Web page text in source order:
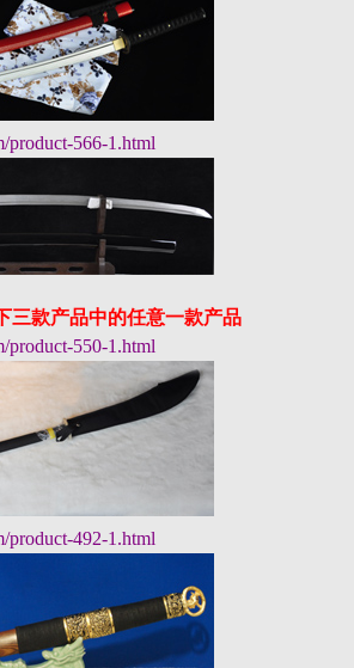
product-566-1.html
三款产品中的任意一款产品
product-550-1.html
product-492-1.html